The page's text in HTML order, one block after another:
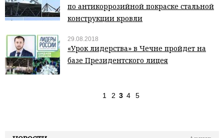
по антикоррозийной покраске стальной
конструкции кровли
29.08.2018
«Урок лидерства» в Чечне пройдет на
базе Президентского лицея
1 2 3 4 5